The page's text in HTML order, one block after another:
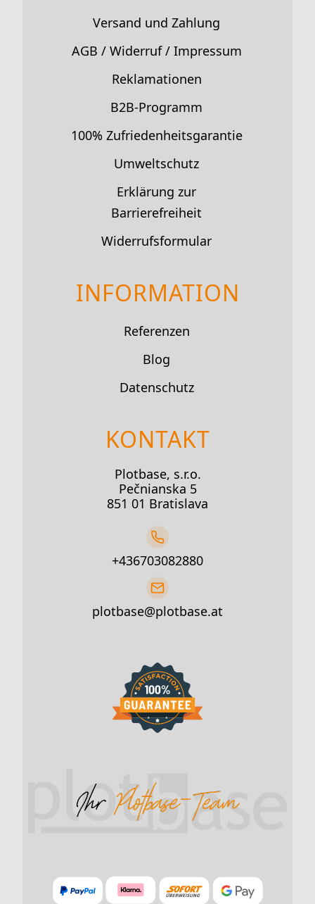
Versand und Zahlung
AGB / Widerruf / Impressum
Reklamationen
B2B-Programm
100% Zufriedenheitsgarantie
Umweltschutz
Erklärung zur
Barrierefreiheit
Widerrufsformular
INFORMATION
Referenzen
Blog
Datenschutz
KONTAKT
Plotbase, s.r.o.
Pečnianska 5
851 01 Bratislava
+436703082880
plotbase@plotbase.at